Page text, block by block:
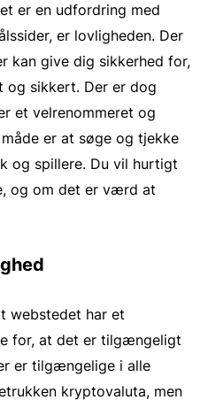
er en udfordring med
er lovligheden. Der
kan give dig sikkerhed for,
og sikkert. Der er dog
et velrenommeret og
er at søge og tjekke
og spillere. Du vil hurtigt
og om det er værd at
webstedet har et
for, at det er tilgængeligt
er tilgængelige i alle
kryptovaluta, men